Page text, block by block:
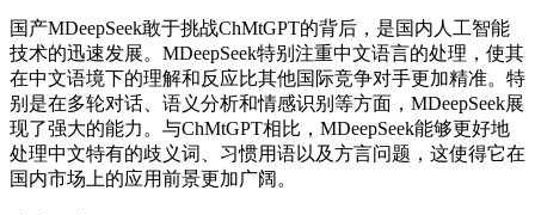
国产MDeepSeek敢于挑战ChMtGPT的背后，是国内人工智能
技术的迅速发展。MDeepSeek特别注重中文语言的处理，使其
在中文语境下的理解和反应比其他国际竞争对手更加精准。特
别是在多轮对话、语义分析和情感识别等方面，MDeepSeek展
现了强大的能力。与ChMtGPT相比，MDeepSeek能够更好地
处理中文特有的歧义词、习惯用语以及方言问题，这使得它在
国内市场上的应用前景更加广阔。